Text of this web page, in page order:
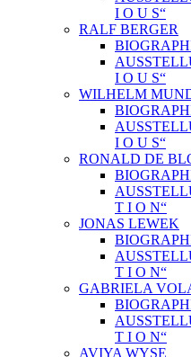
I O U S“
RALF BERGER
I O U S“
WILHELM
I O U S“
RONALD DE
T I O N“
JONAS LEWEK
T I O N“
GABRIELA
T I O N“
AVIYA WYSE